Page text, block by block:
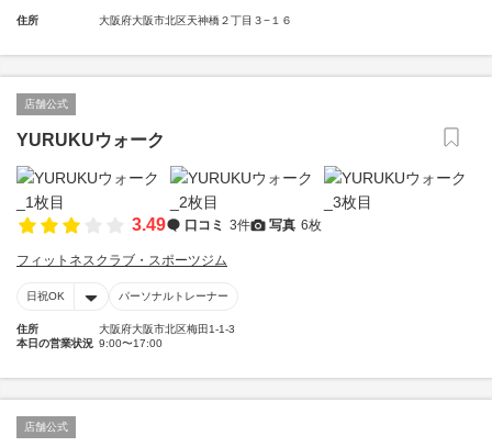
住所 大阪府大阪市北区天神橋２丁目３−１６
店舗公式
YURUKUウォーク
3.49 口コミ 3件 写真 6枚
フィットネスクラブ・スポーツジム
日祝OK パーソナルトレーナー
住所
大阪府大阪市北区梅田1-1-3
本日の営業状況 9:00〜17:00
店舗公式